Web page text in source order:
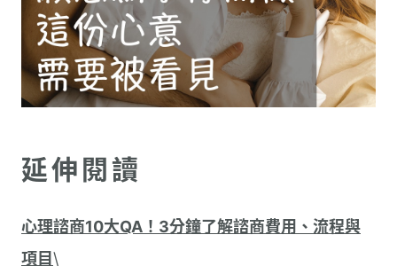
延伸閱讀
心理諮商10大QA！3分鐘了解諮商費用、流程與
項目 \